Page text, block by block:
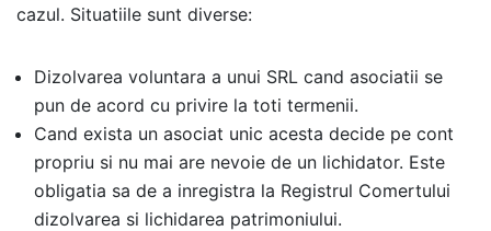
cazul. Situatiile sunt diverse:
Dizolvarea voluntara a unui SRL cand asociatii se
pun de acord cu privire la toti termenii.
Cand exista un asociat unic acesta decide pe cont
propriu si nu mai are nevoie de un lichidator. Este
obligatia sa de a inregistra la Registrul Comertului
dizolvarea si lichidarea patrimoniului.